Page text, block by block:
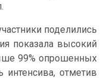
поделились
показала высокий
99% опрошенных
интенсива, отметив